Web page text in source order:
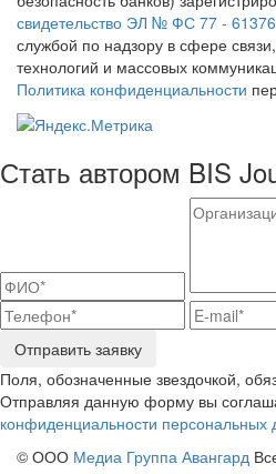
свидетельство ЭЛ № ФС 77 - 61376
службой по надзору в сфере
технологий и массовых
Политика конфиденциальности
Стать автором BIS
Отправить заявку
Поля, обозначенные звездочкой,
Отправляя данную форму вы
конфиденциальности персональных
© ООО Медиа Группа Авангард